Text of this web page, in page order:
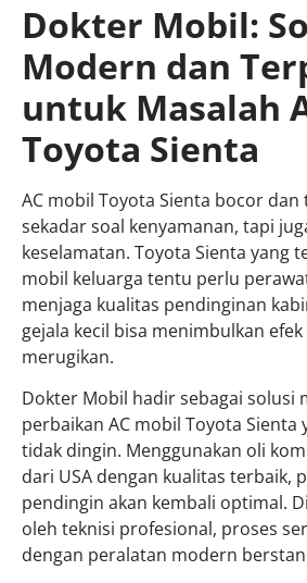
Dokter Mobil:
Modern dan
untuk Masalah
Toyota Sienta
AC mobil Toyota Sienta bocor
sekadar soal kenyamanan, tapi
keselamatan. Toyota Sienta yang
mobil keluarga tentu perlu
menjaga kualitas pendinginan
gejala kecil bisa menimbulkan
merugikan.
Dokter Mobil hadir sebagai solusi
perbaikan AC mobil Toyota Sienta
tidak dingin. Menggunakan oli
dari USA dengan kualitas terbaik,
pendingin akan kembali optimal.
oleh teknisi profesional, proses
dengan peralatan modern